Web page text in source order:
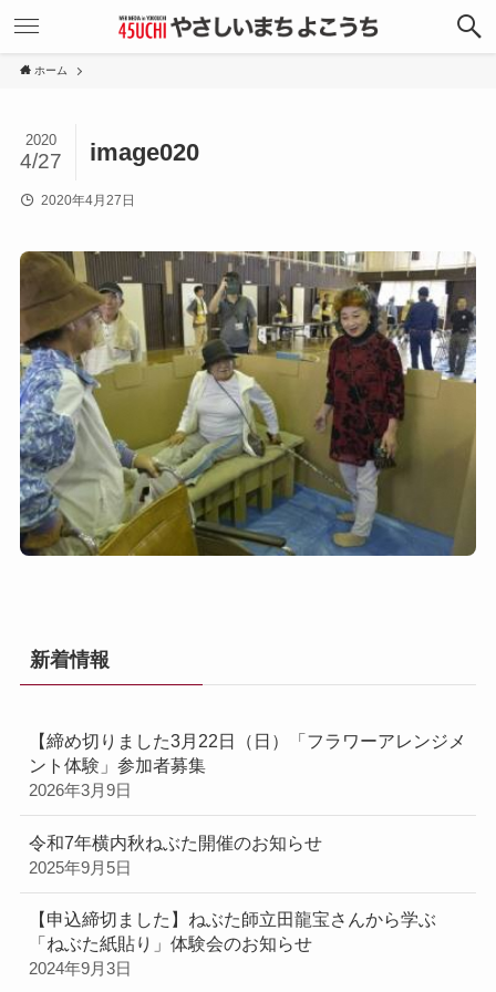
ホーム
image020
2020
4/27
2020年4月27日
新着情報
【締め切りました3月22日（日）「フラワーアレンジメ
ント体験」参加者募集
2026年3月9日
令和7年横内秋ねぶた開催のお知らせ
2025年9月5日
【申込締切ました】ねぶた師立田龍宝さんから学ぶ
「ねぶた紙貼り」体験会のお知らせ
2024年9月3日